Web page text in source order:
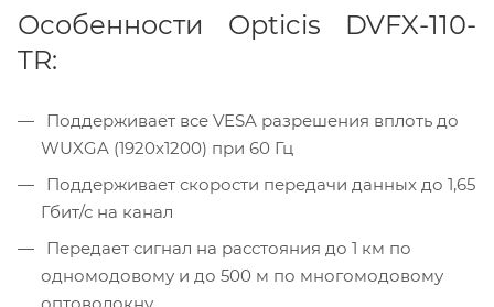
Особенности Opticis DVFX-110-
TR:
Поддерживает все VESA разрешения вплоть до
WUXGA (1920x1200) при 60 Гц
Поддерживает скорости передачи данных до 1,65
Гбит/с на канал
Передает сигнал на расстояния до 1 км по
одномодовому и до 500 м по многомодовому